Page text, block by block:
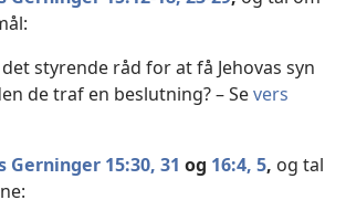
styrende råd for at få Jehovas syn
de traf en beslutning? – Severs
Gerninger 15:30, 31 og 16:4, 5, og tal